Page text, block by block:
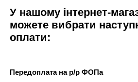
У нашому інтернет-
можете вибрати
оплати:
Передоплата на р/р ФОПа